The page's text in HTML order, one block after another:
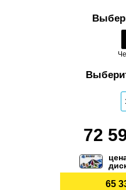
72
65